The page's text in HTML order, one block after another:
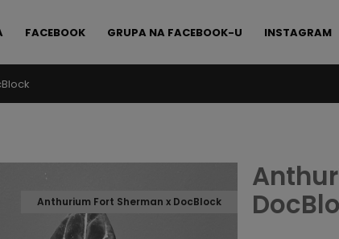
FACEBOOK GRUPA NA FACEBOOK-U INSTAGRAM
Anthurium Fort Sherman x DocBlock